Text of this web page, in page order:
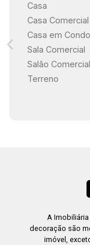
Casa
Casa Comercial
Casa em
Sala Comercial
Salão Comercial
Terreno
A
decoração são
imóvel,